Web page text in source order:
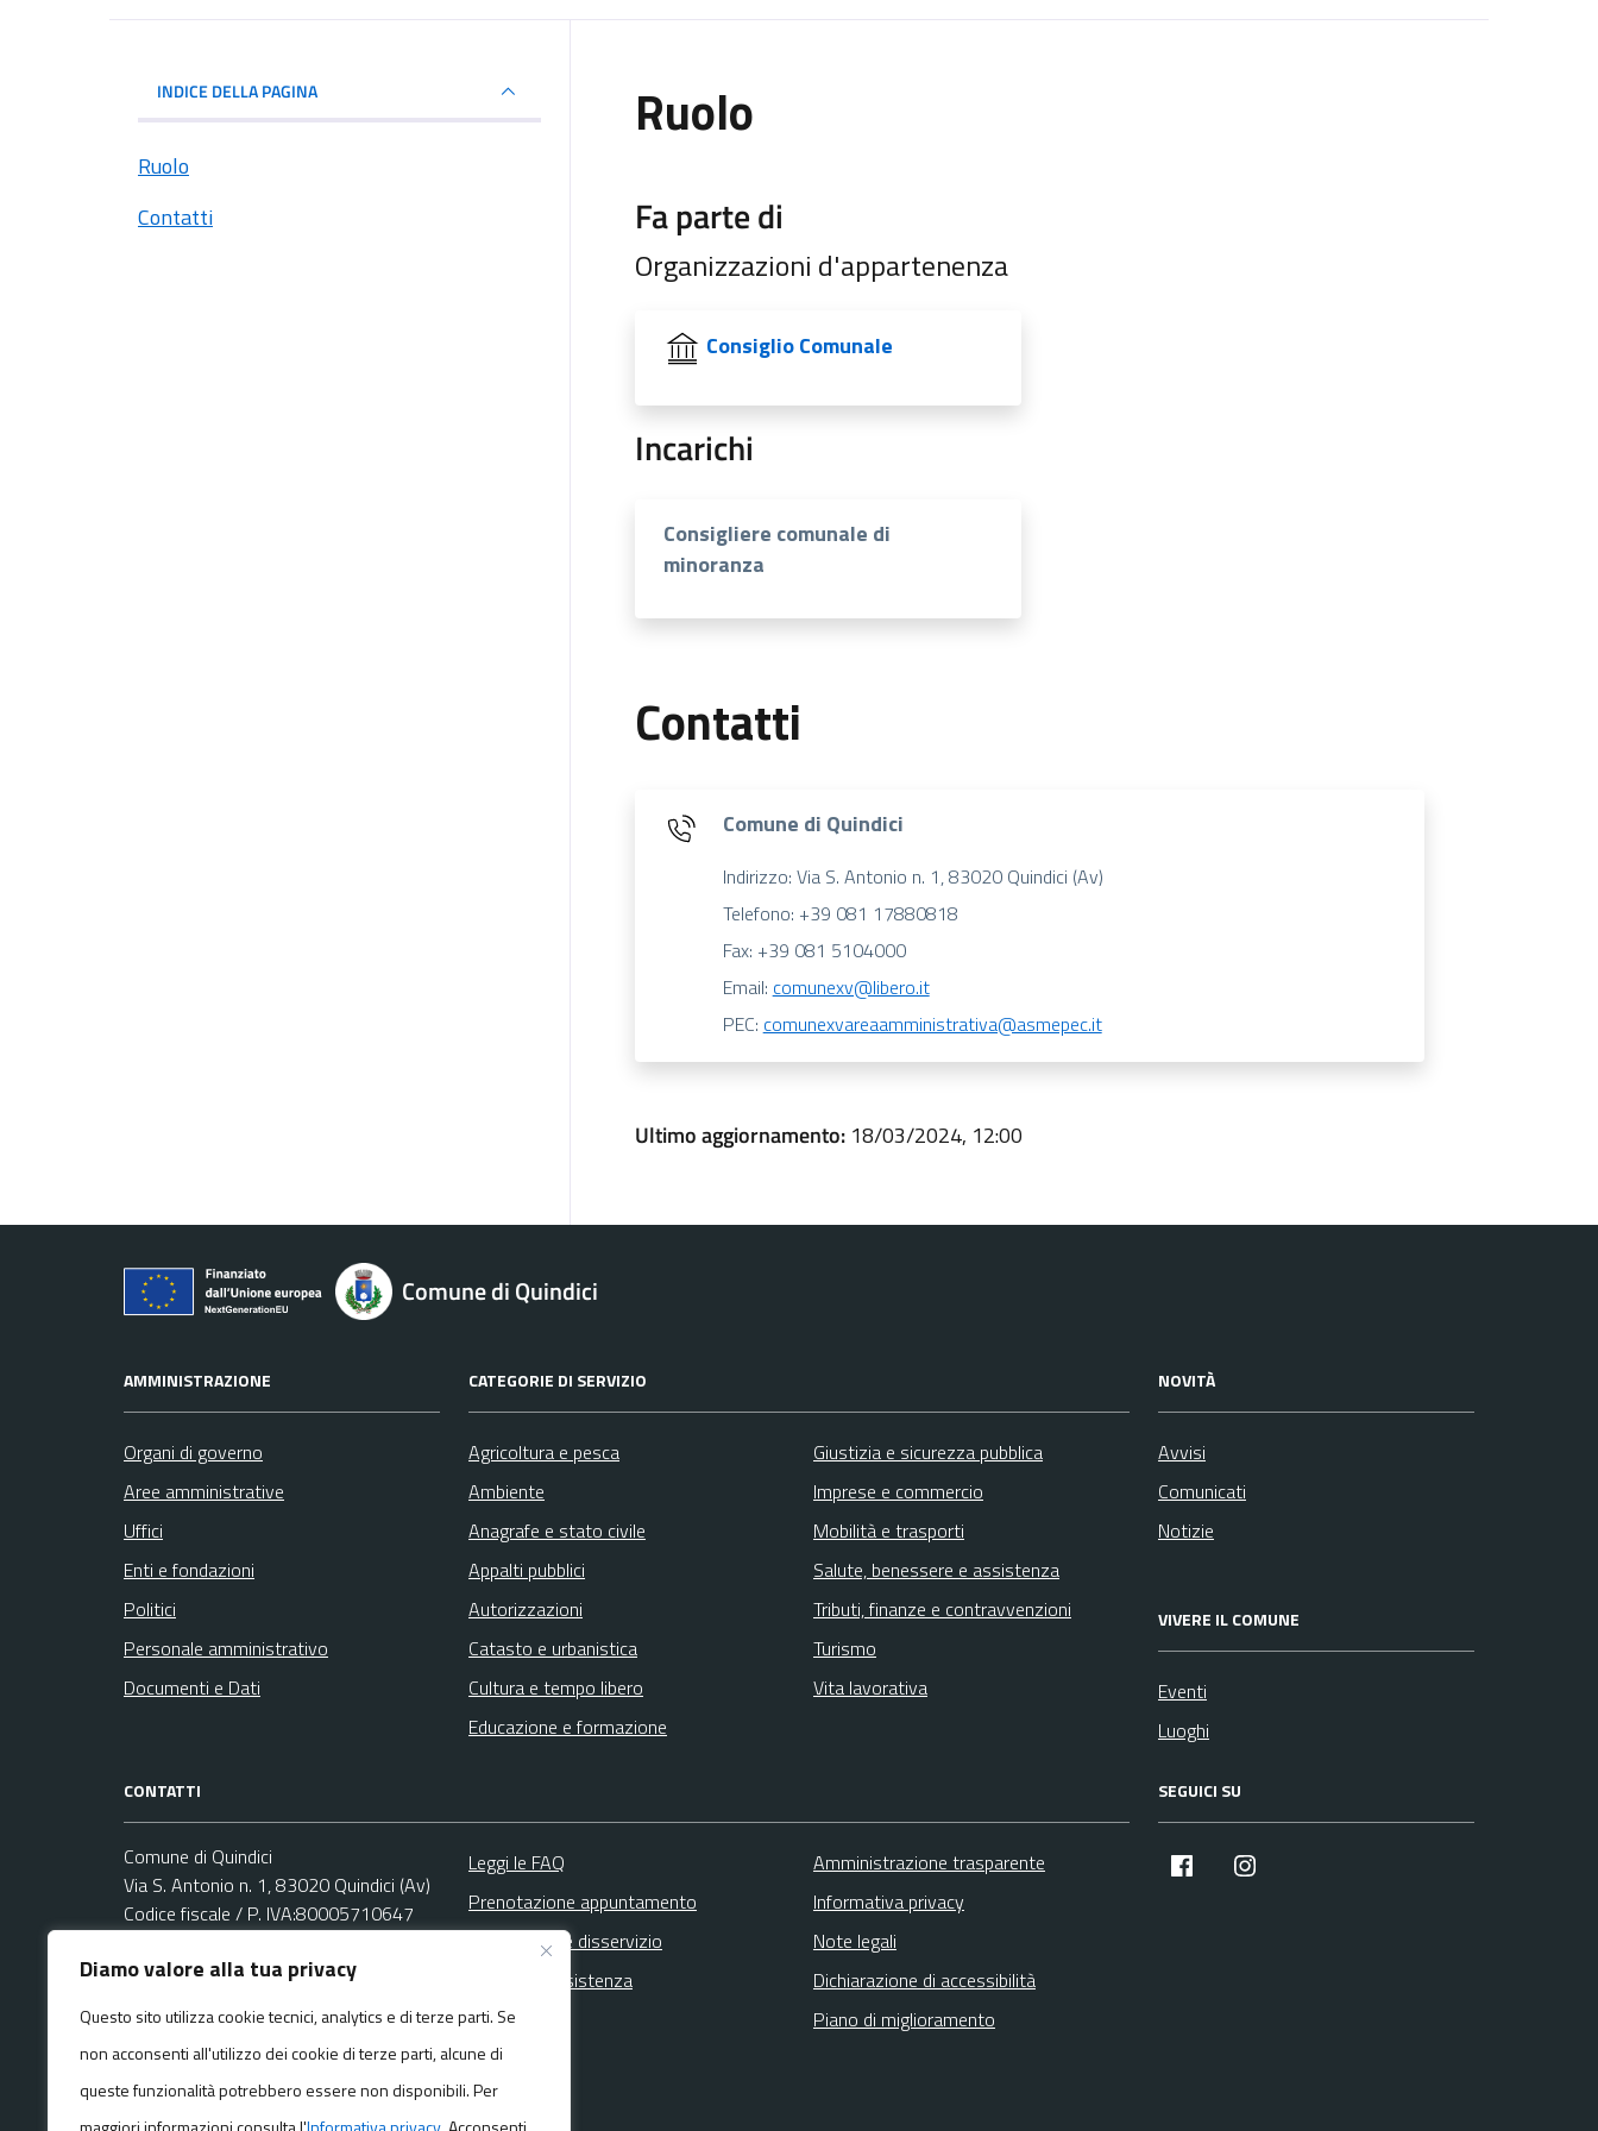
Diamo valore alla tua privacy
Questo sito utilizza cookie tecnici, analytics e di terze parti. Se
non acconsenti all'utilizzo dei cookie di terze parti, alcune di
queste funzionalità potrebbero essere non disponibili. Per
INDICE DELLA PAGINA
Ruolo
Contatti
Ruolo
Fa parte di
Organizzazioni d'appartenenza
Consiglio Comunale
Incarichi
Consigliere comunale di
minoranza
Contatti
Comune di Quindici
Indirizzo: Via S. Antonio n. 1, 83020 Quindici (Av)
Telefono: +39 081 17880818
Fax: +39 081 5104000
Email: comunexv@libero.it
PEC: comunexvareaamministrativa@asmepec.it
Ultimo aggiornamento: 18/03/2024, 12:00
Comune di Quindici
AMMINISTRAZIONE
Organi di governo
Aree amministrative
Uffici
Enti e fondazioni
Politici
Personale amministrativo
Documenti e Dati
CATEGORIE DI SERVIZIO
Agricoltura e pesca
Ambiente
Anagrafe e stato civile
Appalti pubblici
Autorizzazioni
Catasto e urbanistica
Cultura e tempo libero
Educazione e formazione
Giustizia e sicurezza pubblica
Imprese e commercio
Mobilità e trasporti
Salute, benessere e assistenza
Tributi, finanze e contravvenzioni
Turismo
Vita lavorativa
NOVITÀ
Avvisi
Comunicati
Notizie
VIVERE IL COMUNE
Eventi
Luoghi
CONTATTI
Comune di Quindici
Via S. Antonio n. 1, 83020 Quindici (Av)
Codice fiscale / P. IVA:80005710647
Ufficio Relazioni con il Pubblico (URP)
PEC:
comunexvareaamministrativa@asmepec.it
Centralino unico: +39 081 17880818
Leggi le FAQ
Prenotazione appuntamento
Segnalazione disservizio
Richiesta assistenza
Amministrazione trasparente
Informativa privacy
Note legali
Dichiarazione di accessibilità
Piano di miglioramento
SEGUICI SU
facebook